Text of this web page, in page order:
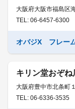
大阪府大阪市福島区
TEL: 06-6457-6300
オバジX フレー
キリン堂おぞね
大阪府豊中市北条町
TEL: 06-6336-3535